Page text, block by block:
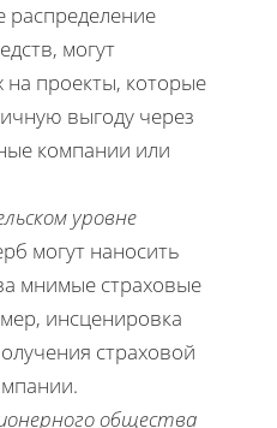
могут
на проекты, которые
выгоду через
компании или
уровне
могут наносить
мнимые страховые
инсценировка
страховой
общества